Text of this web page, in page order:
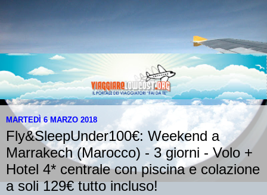
MARTEDÌ 6 MARZO 2018
Fly&SleepUnder100€: Weekend a
Marrakech (Marocco) - 3 giorni - Volo +
Hotel 4* centrale con piscina e colazione
a soli 129€ tutto incluso!